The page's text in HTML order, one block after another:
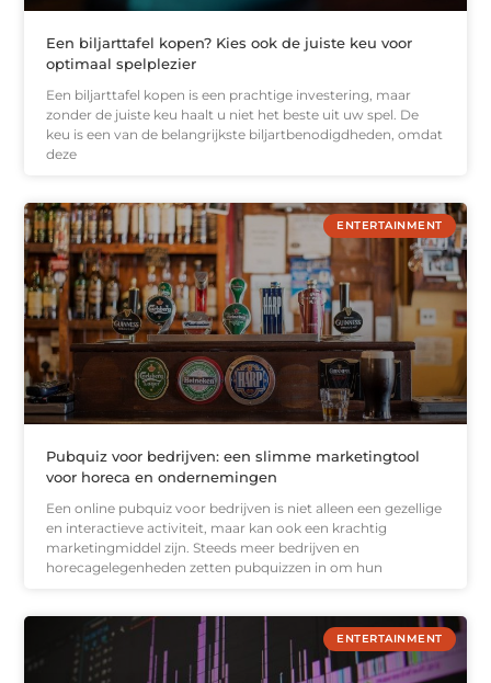
Een biljarttafel kopen? Kies ook de juiste keu voor
optimaal spelplezier
Een biljarttafel kopen is een prachtige investering, maar
zonder de juiste keu haalt u niet het beste uit uw spel. De
keu is een van de belangrijkste biljartbenodigdheden, omdat
deze
ENTERTAINMENT
Pubquiz voor bedrijven: een slimme marketingtool
voor horeca en ondernemingen
Een online pubquiz voor bedrijven is niet alleen een gezellige
en interactieve activiteit, maar kan ook een krachtig
marketingmiddel zijn. Steeds meer bedrijven en
horecagelegenheden zetten pubquizzen in om hun
ENTERTAINMENT